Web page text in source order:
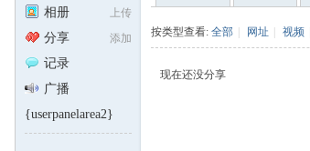
上传
相册
添加
分享
记录
广播
{userpanelarea2}
按类型查看: 全部 网址 视频
现在还没分享